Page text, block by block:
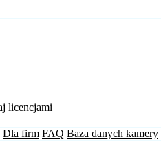
licencjami
Dla firm FAQ Baza danych kamery